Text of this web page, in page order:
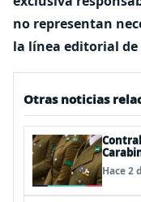
no representan
la línea editorial de
Otras noticias
Hace 2